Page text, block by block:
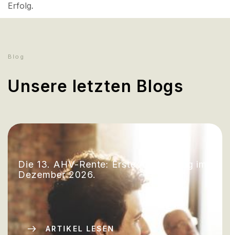
Erfolg.
Blog
Unsere letzten Blogs
Die 13. AHV-Rente: Erste Auszahlung im
Dezember 2026.
ARTIKEL LESEN